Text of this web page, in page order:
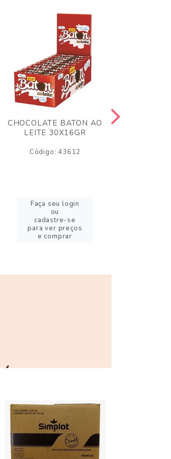
CHOCOLATE BATON AO
LEITE 30X16GR
Código: 43612
Faça seu login
ou
cadastre-se
para ver preços
e comprar